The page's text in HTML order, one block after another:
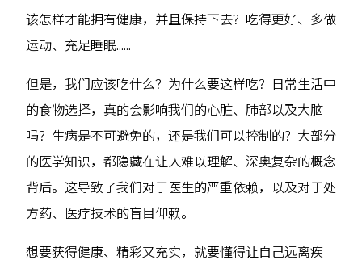
该怎样才能拥有健康，并且保持下去？吃得更好、多做
运动、充足睡眠......
但是，我们应该吃什么？为什么要这样吃？日常生活中
的食物选择，真的会影响我们的心脏、肺部以及大脑
吗？生病是不可避免的，还是我们可以控制的？大部分
的医学知识，都隐藏在让人难以理解、深奥复杂的概念
背后。这导致了我们对于医生的严重依赖，以及对于处
方药、医疗技术的盲目仰赖。
想要获得健康、精彩又充实，就要懂得让自己远离疾